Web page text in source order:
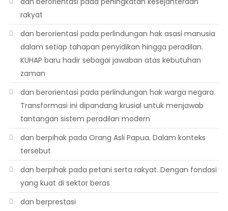
rakyat
dan berorientasi pada perlindungan hak asasi manusia
dalam setiap tahapan penyidikan hingga peradilan.
KUHAP baru hadir sebagai jawaban atas kebutuhan
zaman
dan berorientasi pada perlindungan hak warga negara.
Transformasi ini dipandang krusial untuk menjawab
tantangan sistem peradilan modern
dan berpihak pada Orang Asli Papua. Dalam konteks
tersebut
dan berpihak pada petani serta rakyat. Dengan fondasi
yang kuat di sektor beras
dan berprestasi